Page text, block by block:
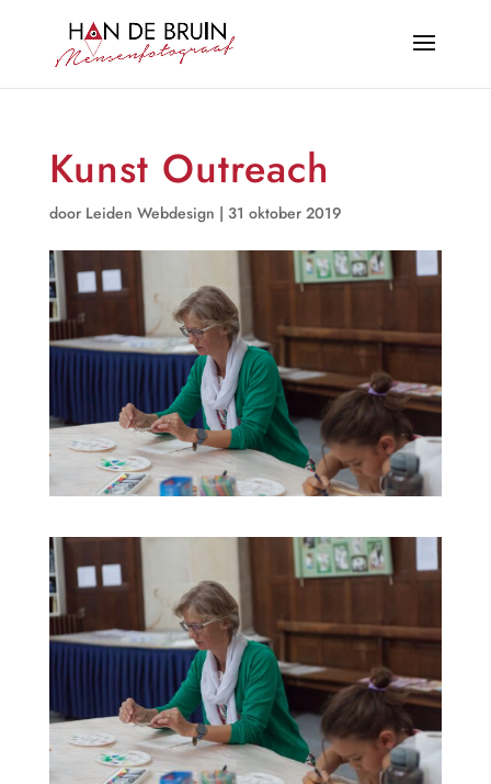
Kunst Outreach
door Leiden Webdesign | 31 oktober 2019